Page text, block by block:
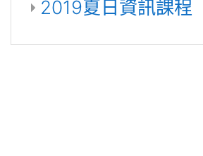
2019夏日資訊課程